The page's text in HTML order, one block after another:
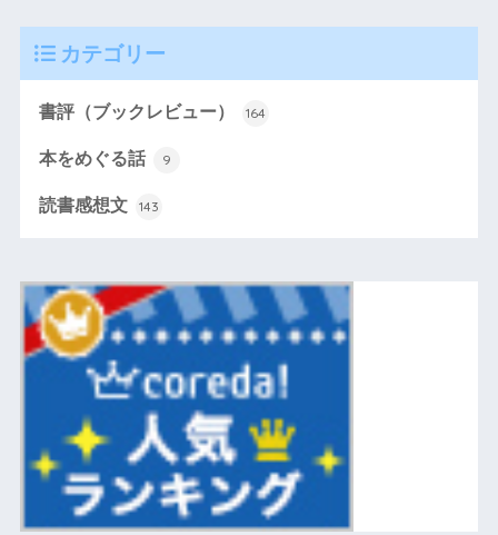
カテゴリー
書評（ブックレビュー） 164
本をめぐる話 9
読書感想文 143